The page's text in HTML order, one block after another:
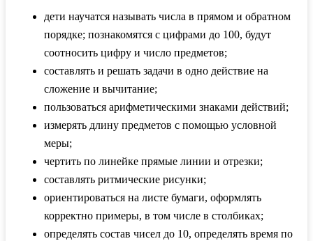
дети научатся называть числа в прямом и обратном
порядке; познакомятся с цифрами до 100, будут
соотносить цифру и число предметов;
составлять и решать задачи в одно действие на
сложение и вычитание;
пользоваться арифметическими знаками действий;
измерять длину предметов с помощью условной
меры;
чертить по линейке прямые линии и отрезки;
составлять ритмические рисунки;
ориентироваться на листе бумаги, оформлять
корректно примеры, в том числе в столбиках;
определять состав чисел до 10, определять время по